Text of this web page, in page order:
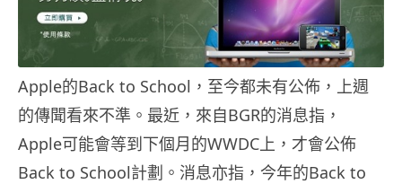
Apple的Back to School，至今都未有公佈，上週
的傳聞看來不準。最近，來自BGR的消息指，
Apple可能會等到下個月的WWDC上，才會公佈
Back to School計劃。消息亦指，今年的Back to